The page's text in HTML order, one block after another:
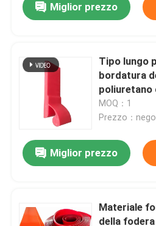
Miglior prezzo
Tipo lungo
bordatura
poliuretano
del
MOQ：1
Prezzo：
Miglior prezzo
Materiale
della